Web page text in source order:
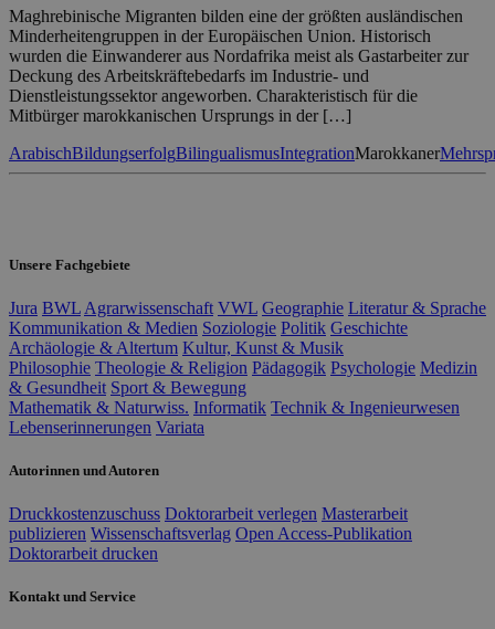
Maghrebinische Migranten bilden eine der größten ausländischen
Minderheitengruppen in der Europäischen Union. Historisch
wurden die Einwanderer aus Nordafrika meist als Gastarbeiter zur
Deckung des Arbeitskräftebedarfs im Industrie- und
Dienstleistungssektor angeworben. Charakteristisch für die
Mitbürger marokkanischen Ursprungs in der […]
ArabischBildungserfolgBilingualismusIntegrationMarokkaner
Unsere Fachgebiete
Jura BWL Agrarwissenschaft VWL Geographie Literatur & Sprache
Kommunikation & Medien Soziologie Politik Geschichte
Archäologie & Altertum Kultur, Kunst & Musik
Philosophie Theologie & Religion Pädagogik Psychologie Medizin
& Gesundheit Sport & Bewegung
Mathematik & Naturwiss. Informatik Technik & Ingenieurwesen
Lebenserinnerungen Variata
Autorinnen und Autoren
Druckkostenzuschuss Doktorarbeit verlegen Masterarbeit
publizieren Wissenschaftsverlag Open Access-Publikation
Doktorarbeit drucken
Kontakt und Service